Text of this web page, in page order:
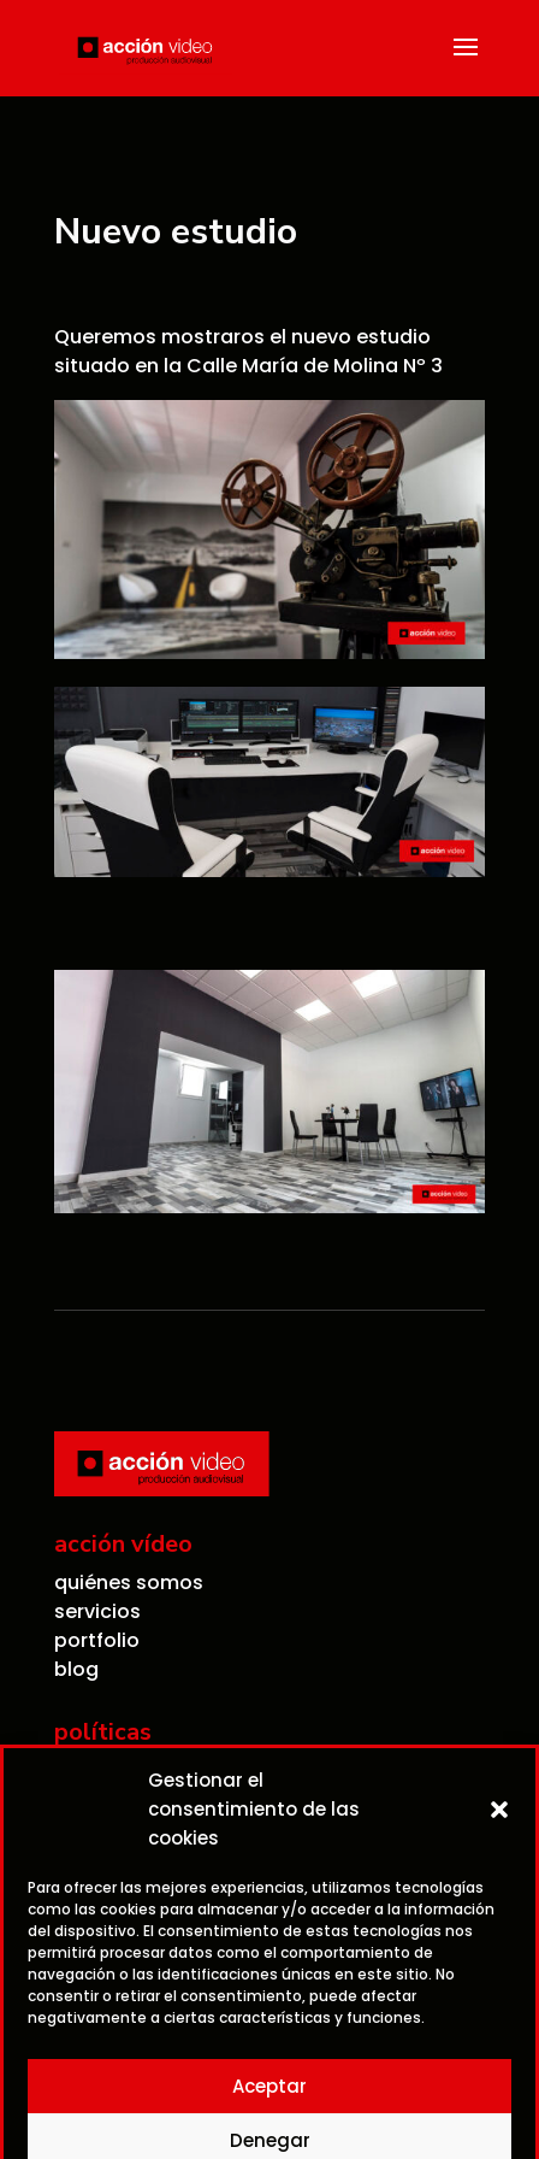
Gestionar el
consentimiento de las
cookies
Para ofrecer las mejores experiencias, utilizamos tecnologías
como las cookies para almacenar y/o acceder a la información
del dispositivo. El consentimiento de estas tecnologías nos
permitirá procesar datos como el comportamiento de
navegación o las identificaciones únicas en este sitio. No
consentir o retirar el consentimiento, puede afectar
negativamente a ciertas características y funciones.
Aceptar
Denegar
Nuevo estudio
Queremos mostraros el nuevo estudio
situado en la Calle María de Molina Nº 3
acción vídeo
quiénes somos
servicios
portfolio
blog
políticas
aviso legal
política de privacidad
 979 07 02 03
 609 96 25 94
 info@accionvideo.com